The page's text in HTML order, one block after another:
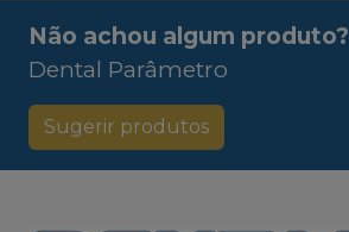
Não achou algum produto?
Dental Parâmetro
Sugerir produtos